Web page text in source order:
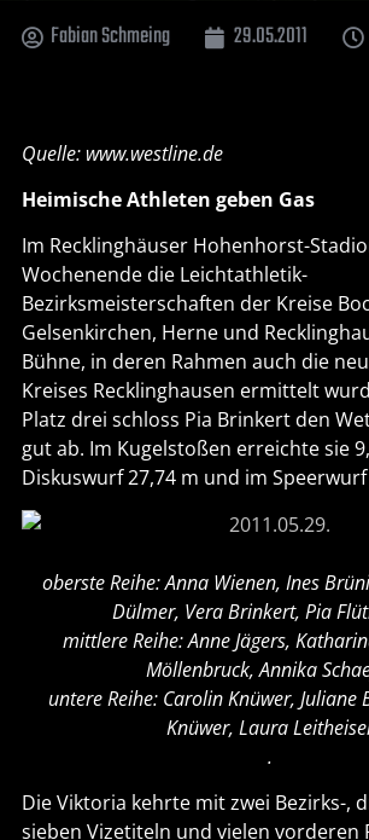
Fabian Schmeing 29.05.2011
Quelle: www.westline.de
Heimische Athleten geben Gas
Im Recklinghäuser Hohenhorst-
Wochenende die Leichtathletik-
Bezirksmeisterschaften der Kreise
Gelsenkirchen, Herne und
Bühne, in deren Rahmen auch die
Kreises Recklinghausen ermittelt
Platz drei schloss Pia Brinkert den
gut ab. Im Kugelstoßen erreichte sie
Diskuswurf 27,74 m und im Speerwurf
oberste Reihe: Anna Wienen, Ines
Dülmer, Vera Brinkert, Pia
mittlere Reihe: Anne Jägers,
Möllenbruck, Annika
untere Reihe: Carolin Knüwer, Juliane
Knüwer, Laura
.
Die Viktoria kehrte mit zwei Bezirks-,
sieben Vizetiteln und vielen vorderen